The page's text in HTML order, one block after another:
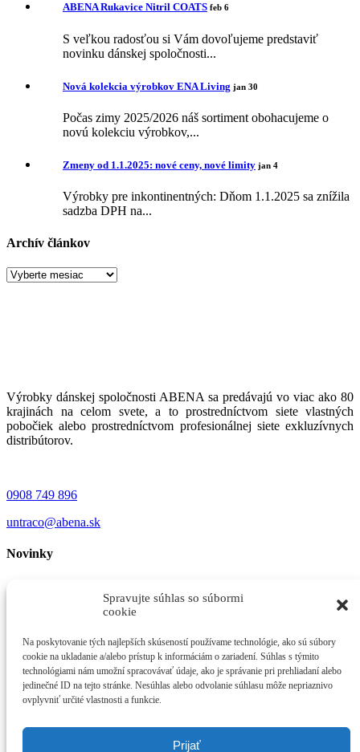
Spravujte súhlas so súbormi
cookie
Na poskytovanie tých najlepších skúseností používame technológie, ako sú súbory
cookie na ukladanie a/alebo prístup k informáciám o zariadení. Súhlas s týmito
technológiami nám umožní spracovávať údaje, ako je správanie pri prehliadaní alebo
jedinečné ID na tejto stránke. Nesúhlas alebo odvolanie súhlasu môže nepriaznivo
ovplyvniť určité vlastnosti a funkcie.
Prijať
ABENA Rukavice Nitril COATS feb 6
S veľkou radosťou si Vám dovoľujeme predstaviť
novinku dánskej spoločnosti...
Nová kolekcia výrobkov ENA Living jan 30
Počas zimy 2025/2026 náš sortiment obohacujeme o
novú kolekciu výrobkov,...
Zmeny od 1.1.2025: nové ceny, nové limity jan 4
Výrobky pre inkontinentných: Dňom 1.1.2025 sa znížila
sadzba DPH na...
Archív článkov
Archív
Výrobky dánskej spoločnosti ABENA sa predávajú vo viac ako 80
krajinách na celom svete, a to prostredníctvom siete vlastných
pobočiek alebo prostredníctvom profesionálnej siete exkluzívnych
distribútorov.
0908 749 896
untraco@abena.sk
Novinky
S veľkou radosťou si Vám dovoľujeme predstaviť
Nová kolekcia výrobkov ENA Living jan 30
Počas zimy 2025/2026 náš sortiment obohacujeme o
Zmeny od 1.1.2025: nové ceny, nové limity